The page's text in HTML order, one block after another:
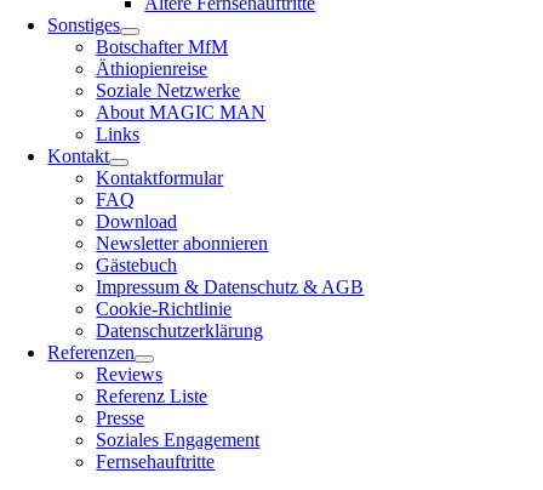
Sonstiges
Botschafter MfM
Äthiopienreise
Soziale Netzwerke
About MAGIC MAN
Links
Kontakt
Kontaktformular
FAQ
Download
Newsletter abonnieren
Gästebuch
Impressum & Datenschutz & AGB
Cookie-Richtlinie
Datenschutzerklärung
Referenzen
Reviews
Referenz Liste
Presse
Soziales Engagement
Fernsehauftritte